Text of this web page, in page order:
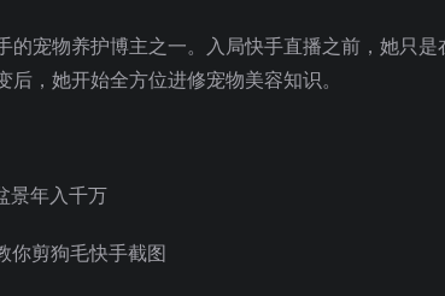
宠物养护博主之一。入局快手直播之前，她只是
，她开始全方位进修宠物美容知识。
你剪狗毛快手截图